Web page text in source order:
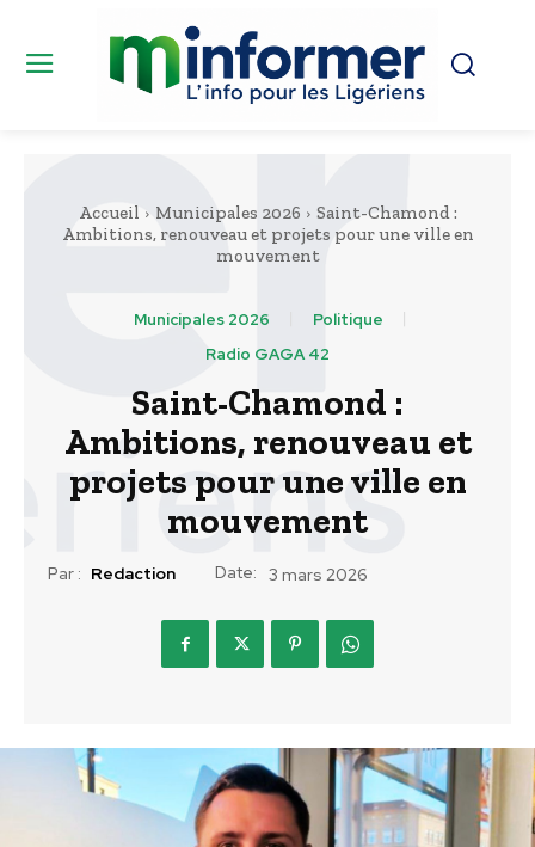
Accueil Municipales 2026
Saint-Chamond :
Ambitions, renouveau et projets pour une ville en
mouvement
Municipales 2026
Politique
Radio GAGA 42
Saint-Chamond :
Ambitions, renouveau et
projets pour une ville en
mouvement
Par : Redaction Date: 3 mars 2026